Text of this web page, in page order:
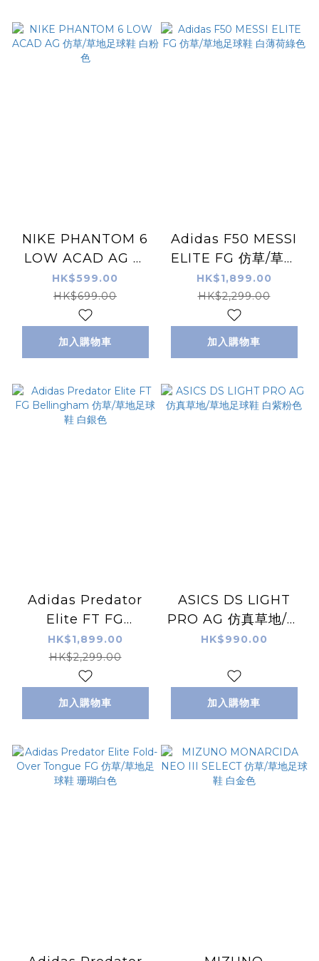
NIKE PHANTOM 6
LOW ACAD AG 仿
草/草地足球鞋 白粉色
HK$599.00
HK$699.00
加入購物車
Adidas F50 MESSI
ELITE FG 仿草/草地
足球鞋 白薄荷綠色
HK$1,899.00
HK$2,299.00
加入購物車
Adidas Predator
Elite FT FG
Bellingham 仿草/草
地足球鞋 白銀色
HK$1,899.00
HK$2,299.00
加入購物車
ASICS DS LIGHT
PRO AG 仿真草地/草
地足球鞋 白紫粉色
HK$990.00
加入購物車